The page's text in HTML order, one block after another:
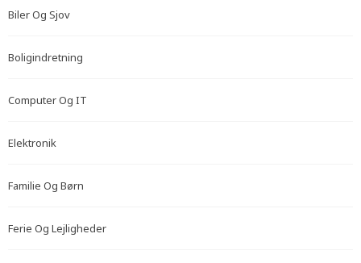
Biler Og Sjov
Boligindretning
Computer Og IT
Elektronik
Familie Og Børn
Ferie Og Lejligheder